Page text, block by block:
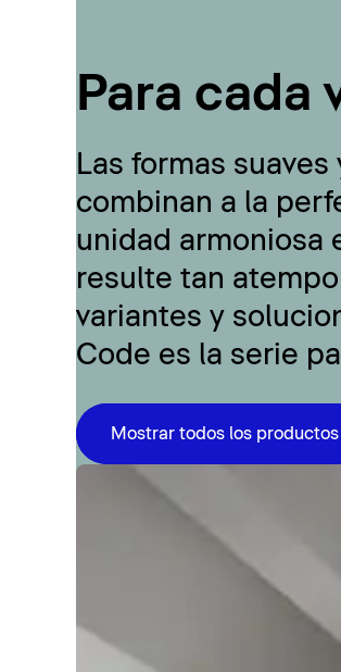
Para cada
Las formas
combinan a la
unidad armoniosa
resulte tan
variantes y
Code es la serie
Mostrar todos los